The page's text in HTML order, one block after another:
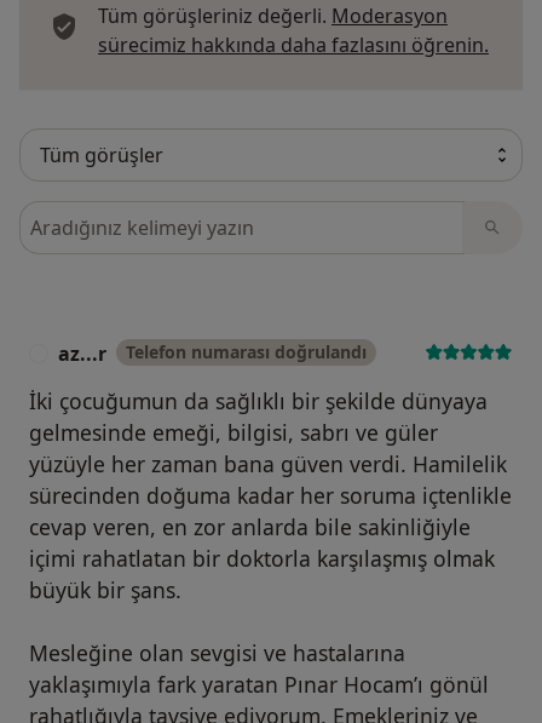
Tüm görüşleriniz değerli. Moderasyon
sürecimiz hakkında daha fazlasını öğrenin.
Görüşler içerisinde ara
az...r Telefon numarası doğrulandı
İki çocuğumun da sağlıklı bir şekilde dünyaya
gelmesinde emeği, bilgisi, sabrı ve güler
yüzüyle her zaman bana güven verdi. Hamilelik
sürecinden doğuma kadar her soruma içtenlikle
cevap veren, en zor anlarda bile sakinliğiyle
içimi rahatlatan bir doktorla karşılaşmış olmak
büyük bir şans.
Mesleğine olan sevgisi ve hastalarına
yaklaşımıyla fark yaratan Pınar Hocam’ı gönül
rahatlığıyla tavsiye ediyorum. Emekleriniz ve